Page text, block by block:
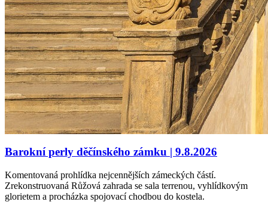
Barokní perly děčínského zámku | 9.8.2026
Komentovaná prohlídka nejcennějších zámeckých částí.
Zrekonstruovaná Růžová zahrada se sala terrenou, vyhlídkovým
glorietem a procházka spojovací chodbou do kostela.